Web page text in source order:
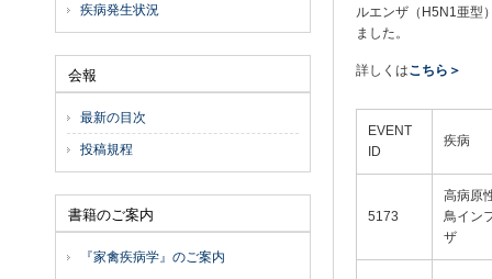
ルエンザ（H5N1亜型
ました。
詳しくはこちら＞
EVENT
ID
疾病
5173
高病原
鳥イン
ザ
疾病発生状況
会報
最新の目次
投稿規程
書籍のご案内
『家禽疾病学』のご案内